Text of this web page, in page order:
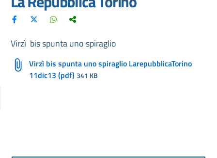
Virzì bis spunta uno spiraglio
Virzì bis spunta uno spiraglio LarepubblicaTorino
11dic13 (pdf) 341 KB